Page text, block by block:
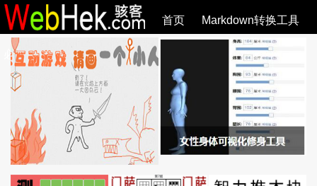
首页 Markdown转换工具
必观作品 SVG教程 SVG手册 全部文章